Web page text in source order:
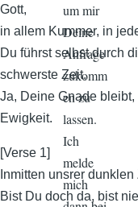
Gott,
in allem Kummer, in
Du führst selbst durch
schwerste Zeit,
Ja, Deine Gnade bleibt,
Ewigkeit.
[Verse 1]
Inmitten unsrer dunklen
Bist Du doch da, bist
um mir
Deine
Anfrage
zukomm
en zu
lassen.
Ich
melde
mich